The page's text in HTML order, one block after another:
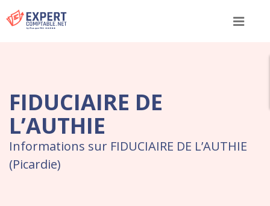
Menu
FIDUCIAIRE DE
L’AUTHIE
Informations sur FIDUCIAIRE DE L’AUTHIE
(Picardie)